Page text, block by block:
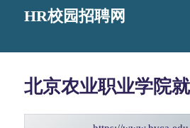
HR校园招聘网
北京农业职业学院